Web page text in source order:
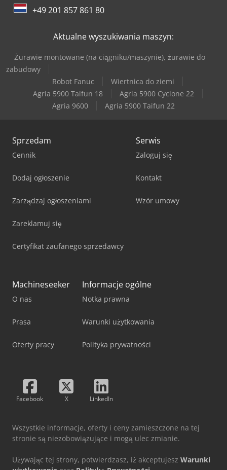
+49 201 857 861 80
Aktualne wyszukiwania maszyn:
Żurawie montowane (na ciągniku/maszynie), żurawie do
zabudowy
Robot Fanuc
Wiertnica do ziemi
Agria 5900 Taifun 18
Agria 5900 Cyclone 22
Agria 9600
Agria 5900 Taifun 22
Sprzedam
Cennik
Dodaj ogłoszenie
Zarządzaj ogłoszeniami
Zareklamuj się
Certyfikat zaufanego sprzedawcy
Serwis
Zaloguj się
Kontakt
Wzór umowy
Machineseeker
O nas
Prasa
Oferty pracy
Informacje ogólne
Notka prawna
Warunki użytkowania
Polityka prywatności
Facebook X LinkedIn
Wszystkie informacje, oferty i ceny zamieszczone na tej
stronie są niezobowiązujące i mogą ulec zmianie.
Używając tej strony, potwierdzasz, iż akceptujesz Warunki